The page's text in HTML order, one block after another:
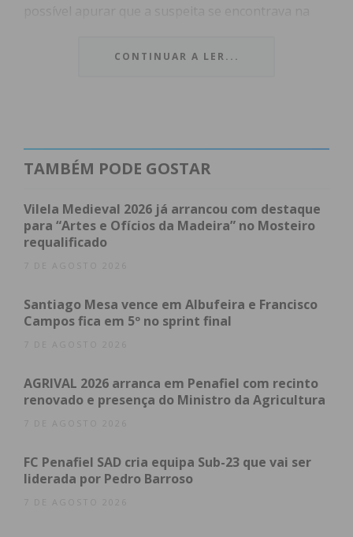
possível apurar que a suspeita se encontrava na
sua detenção, à apreensão do produto
Subscreva a newsletter do
Imediato
obtenha de forma regular a informação
atualizada.
Eu li e concordo com os
CONTINUAR A LER...
TAMBÉM PODE GOSTAR
Vilela Medieval 2026 já arrancou com destaque
para “Artes e Ofícios da Madeira” no Mosteiro
requalificado
7 DE AGOSTO 2026
Santiago Mesa vence em Albufeira e Francisco
Campos fica em 5º no sprint final
7 DE AGOSTO 2026
AGRIVAL 2026 arranca em Penafiel com recinto
renovado e presença do Ministro da Agricultura
7 DE AGOSTO 2026
FC Penafiel SAD cria equipa Sub-23 que vai ser
liderada por Pedro Barroso
7 DE AGOSTO 2026